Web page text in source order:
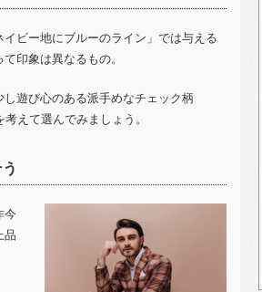
ビー地にブルーのライン」では与える
印象は異なるもの。
遊び心のある派手めなチェック柄
えて選んでみましょう。
今
品